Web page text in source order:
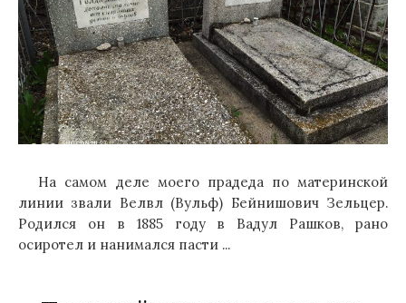
На самом деле моего прадеда по материнской
линии звали Велвл (Вульф) Бейнишович Зельцер.
Родился он в 1885 году в Вадул Рашков, рано
осиротел и нанимался пасти ...